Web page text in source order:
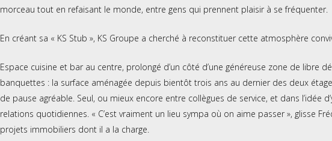
morceau tout en refaisant le monde, entre gens qui prennent plaisir à se fréquenter.
En créant sa « KS Stub », KS Groupe a cherché à reconstituer cette atmosphère
Espace cuisine et bar au centre, prolongé d’un côté d’une généreuse zone de libre
banquettes : la surface aménagée depuis bientôt trois ans au dernier des deux
de pause agréable. Seul, ou mieux encore entre collègues de service, et dans l’idée
relations quotidiennes. « C’est vraiment un lieu sympa où on aime passer », glisse
projets immobiliers dont il a la charge.